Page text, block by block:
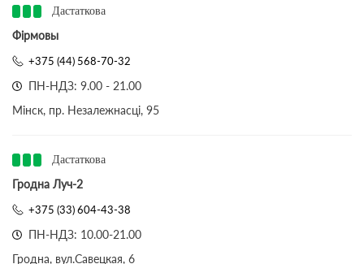
Дастаткова
Фірмовы
+375 (44) 568-70-32
ПН-НДЗ: 9.00 - 21.00
Мінск, пр. Незалежнасці, 95
Дастаткова
Гродна Луч-2
+375 (33) 604-43-38
ПН-НДЗ: 10.00-21.00
Гродна, вул.Савецкая, 6